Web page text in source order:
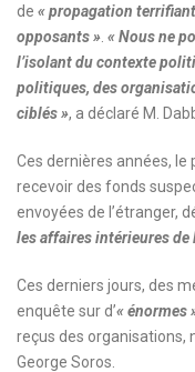
de « propagation
opposants » « Nous ne
l’isolant du contexte
politiques, des
ciblés », a déclaré M.
Ces dernières années, le
recevoir des fonds
envoyées de l’étranger,
les affaires intérieures de
Ces derniers jours, des
enquête sur d’« énormes
reçus des organisations,
George Soros.